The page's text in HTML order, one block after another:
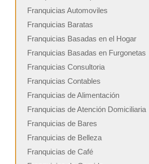
Franquicias Automoviles
Franquicias Baratas
Franquicias Basadas en el Hogar
Franquicias Basadas en Furgonetas
Franquicias Consultoria
Franquicias Contables
Franquicias de Alimentación
Franquicias de Atención Domiciliaria
Franquicias de Bares
Franquicias de Belleza
Franquicias de Café